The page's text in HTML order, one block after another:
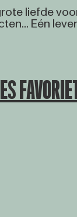
liefde
Eén